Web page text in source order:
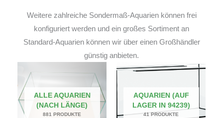
Weitere zahlreiche Sondermaß-Aquarien können frei
konfiguriert werden und ein großes Sortiment an
Standard-Aquarien können wir über einen Großhändler
günstig anbieten.
ALLE AQUARIEN
(NACH LÄNGE)
881 PRODUKTE
AQUARIEN (AUF
LAGER IN 94239)
41 PRODUKTE